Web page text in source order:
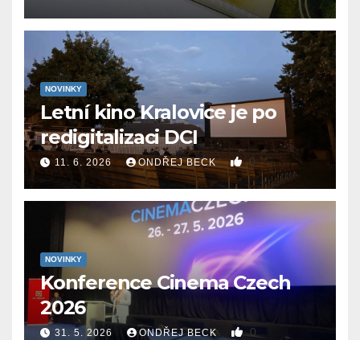
NOVINKY
Letní kino Kralovice je po
redigitalizaci DCI
11. 6. 2026 ONDŘEJ BECK 0
NOVINKY
Konference Cinema Czech
2026
31. 5. 2026 ONDŘEJ BECK 0